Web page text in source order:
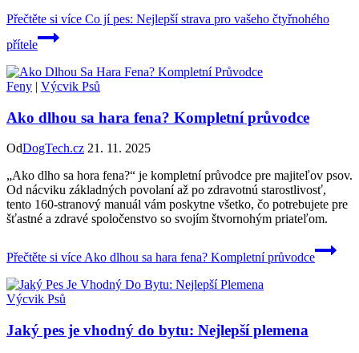
Přečtěte si více Co jí pes: Nejlepší strava pro vašeho čtyřnohého
přítele
Feny | Výcvik Psů
Ako dlhou sa hara fena? Kompletní průvodce
OdDogTech.cz 21. 11. 2025
„Ako dlho sa hora fena?“ je kompletní průvodce pre majiteľov psov.
Od nácviku základných povolaní až po zdravotnú starostlivosť,
tento 160-stranový manuál vám poskytne všetko, čo potrebujete pre
šťastné a zdravé spoločenstvo so svojím štvornohým priateľom.
Přečtěte si víceAko dlhou sa hara fena? Kompletní průvodce
Výcvik Psů
Jaký pes je vhodný do bytu: Nejlepší plemena